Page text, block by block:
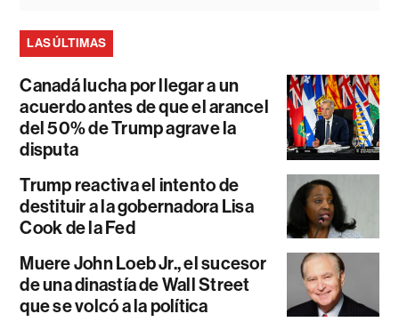
LAS ÚLTIMAS
Canadá lucha por llegar a un
acuerdo antes de que el arancel
del 50% de Trump agrave la
disputa
Trump reactiva el intento de
destituir a la gobernadora Lisa
Cook de la Fed
Muere John Loeb Jr., el sucesor
de una dinastía de Wall Street
que se volcó a la política